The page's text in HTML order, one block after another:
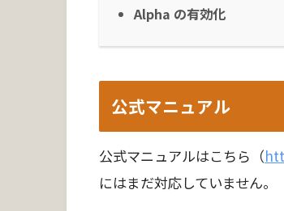
Alpha の有効化
公式マニュアル
公式マニュアルはこちら（
にはまだ対応していません